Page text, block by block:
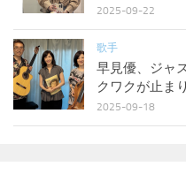
2025-09-22
歌手
早見優、ジャ
クワクが止ま
2025-09-18